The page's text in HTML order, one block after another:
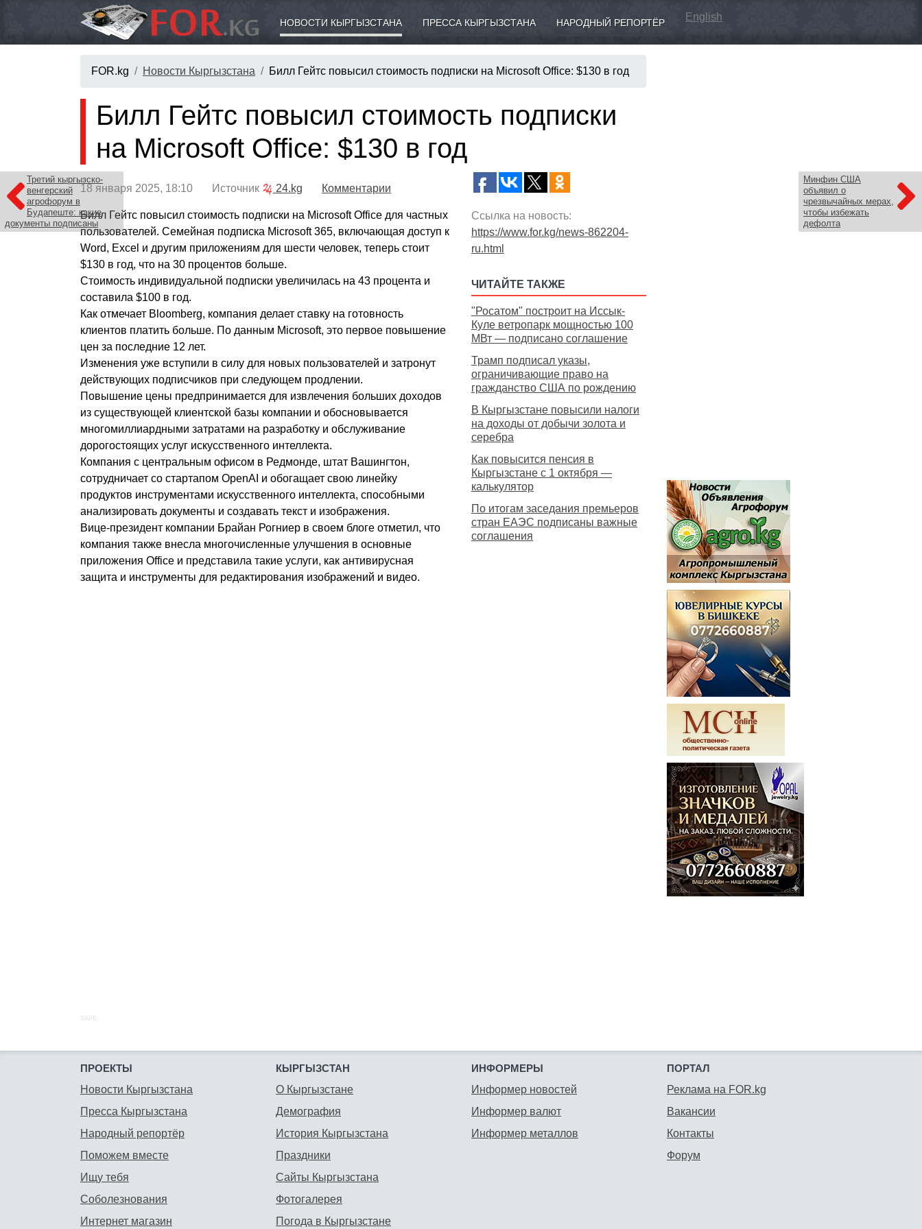
НОВОСТИ КЫРГЫЗСТАНА ПРЕССА КЫРГЫЗСТАНА НАРОДНЫЙ РЕПОРТЁР English
FOR.kg Новости Кыргызстана Билл Гейтс повысил стоимость подписки на Microsoft Office: $130 в год
Третий кыргызско-
венгерский
агрофорум в
Будапеште: какие
документы подписаны
Минфин США
объявил о
чрезвычайных мерах,
чтобы избежать
дефолта
Билл Гейтс повысил стоимость подписки
на Microsoft Office: $130 в год
18 января 2025, 18:10 Источник 24.kg Комментарии
Билл Гейтс повысил стоимость подписки на Microsoft Office для частных
пользователей. Семейная подписка Microsoft 365, включающая доступ к
Word, Excel и другим приложениям для шести человек, теперь стоит
$130 в год, что на 30 процентов больше.
Стоимость индивидуальной подписки увеличилась на 43 процента и
составила $100 в год.
Как отмечает Bloomberg, компания делает ставку на готовность
клиентов платить больше. По данным Microsoft, это первое повышение
цен за последние 12 лет.
Изменения уже вступили в силу для новых пользователей и затронут
действующих подписчиков при следующем продлении.
Повышение цены предпринимается для извлечения больших доходов
из существующей клиентской базы компании и обосновывается
многомиллиардными затратами на разработку и обслуживание
дорогостоящих услуг искусственного интеллекта.
Компания с центральным офисом в Редмонде, штат Вашингтон,
сотрудничает со стартапом OpenAI и обогащает свою линейку
продуктов инструментами искусственного интеллекта, способными
анализировать документы и создавать текст и изображения.
Вице-президент компании Брайан Рогниер в своем блоге отметил, что
компания также внесла многочисленные улучшения в основные
приложения Office и представила такие услуги, как антивирусная
защита и инструменты для редактирования изображений и видео.
Ссылка на новость:
https://www.for.kg/news-862204-
ru.html
ЧИТАЙТЕ ТАКЖЕ
"Росатом" построит на Иссык-
Куле ветропарк мощностью 100
МВт — подписано соглашение
Трамп подписал указы,
ограничивающие право на
гражданство США по рождению
В Кыргызстане повысили налоги
на доходы от добычи золота и
серебра
Как повысится пенсия в
Кыргызстане с 1 октября —
калькулятор
По итогам заседания премьеров
стран ЕАЭС подписаны важные
соглашения
SAPE:
ПРОЕКТЫ
Новости Кыргызстана
Пресса Кыргызстана
Народный репортёр
Поможем вместе
Ищу тебя
Соболезнования
Интернет магазин
КЫРГЫЗСТАН
О Кыргызстане
Демография
История Кыргызстана
Праздники
Сайты Кыргызстана
Фотогалерея
Погода в Кыргызстане
ИНФОРМЕРЫ
Информер новостей
Информер валют
Информер металлов
ПОРТАЛ
Реклама на FOR.kg
Вакансии
Контакты
Форум